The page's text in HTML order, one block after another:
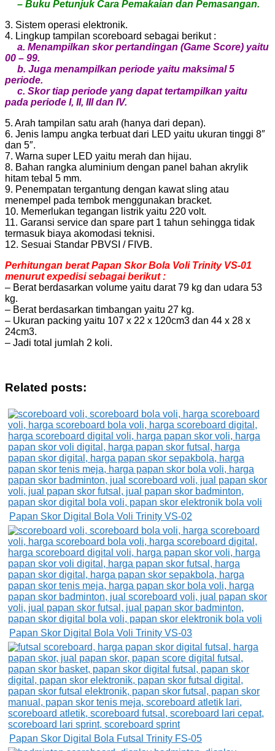
– Buku Petunjuk Cara Pemakaian dan Pemasangan.
3. Sistem operasi elektronik.
4. Lingkup tampilan scoreboard sebagai berikut :
a. Menampilkan skor pertandingan (Game Score) yaitu
00 – 99.
b. Juga menampilkan periode yaitu maksimal 5
periode.
c. Skor tiap periode yang dapat tertampilkan yaitu
pada periode I, II, III dan IV.
5. Arah tampilan satu arah (hanya dari depan).
6. Jenis lampu angka terbuat dari LED yaitu ukuran tinggi 8″
dan 5″.
7. Warna super LED yaitu merah dan hijau.
8. Bahan rangka aluminium dengan panel bahan akrylik
hitam tebal 5 mm.
9. Penempatan tergantung dengan kawat sling atau
menempel pada tembok menggunakan bracket.
10. Memerlukan tegangan listrik yaitu 220 volt.
11. Garansi service dan spare part 1 tahun sehingga tidak
termasuk biaya akomodasi teknisi.
12. Sesuai Standar PBVSI / FIVB.
Perhitungan berat Papan Skor Bola Voli Trinity VS-01
menurut expedisi sebagai berikut :
– Berat berdasarkan volume yaitu darat 79 kg dan udara 53
kg.
– Berat berdasarkan timbangan yaitu 27 kg.
– Ukuran packing yaitu 107 x 22 x 120cm3 dan 44 x 28 x
24cm3.
– Jadi total jumlah 2 koli.
Related posts:
Papan Skor Digital Bola Voli Trinity VS-02
Papan Skor Digital Bola Voli Trinity VS-03
Papan Skor Digital Bola Futsal Trinity FS-05